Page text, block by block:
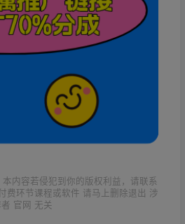
内容若侵犯到你的版权利益，请联系
费环节课程或软件 请马上删除退出 涉
官网 无关